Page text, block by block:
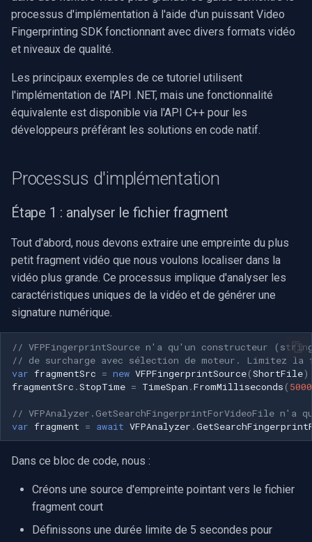
i
o
d
e
l
r
e
h
r
c
h
e
Effets audio
Unity
Utilisation du serveur MCP
Sources vidéo
Tutoriels vidéo
Vision par ordinateur
MAUI
Traitement audio
Décodeurs vidéo
Encodeurs audio
Analyseurs
Démultiplexeurs
Compositeur de vidéo en
direct
Pont
Spécial
Video Edit SDK
Video Edit SDK FFmpeg
Déploiement
Configuration requise
Guides des marques de
caméras
Ubiquiti
TP-Link
D-Link
Honeywell
Swann
ACTi
Cisco
Grandstream
Étape 4 : effectuer
l'opération de recherche
Considérations de
performance
Ressources supplémentaires
Syntonisation radio FM/TV
Capture MPEG-2
Diffusion réseau (WMV)
Capture vidéo (AVI)
Capture vidéo (DV)
Crossbar d'entrée vidéo
Moteur de rendu vidéo
Installation
Filtres source FFmpeg
processus d'implémentation à l'aide d'un puissant Video
Fingerprinting SDK fonctionnant avec divers formats vidéo
et niveaux de qualité.
Les principaux exemples de ce tutoriel utilisent
l'implémentation de l'API .NET, mais une fonctionnalité
équivalente est disponible via l'API C++ pour les
développeurs préférant les solutions en code natif.
Processus d'implémentation
Étape 1 : analyser le fichier fragment
Tout d'abord, nous devons extraire une empreinte du plus
petit fragment vidéo que nous voulons localiser dans la
vidéo plus grande. Ce processus implique d'analyser les
caractéristiques uniques de la vidéo et de générer une
signature numérique.
// VFPFingerprintSource n'a qu'un constructeur
// de surcharge avec sélection de moteur. Limitez la
var fragmentSrc = new VFPFingerprintSource(ShortFile
fragmentSrc .StopTime = TimeSpan .FromMilliseconds ( 5000
// VFPAnalyzer.GetSearchFingerprintForVideoFile n'a
var fragment = await VFPAnalyzer .
Dans ce bloc de code, nous :
Créons une source d'empreinte pointant vers le fichier
fragment court
Définissons une durée limite de 5 secondes pour